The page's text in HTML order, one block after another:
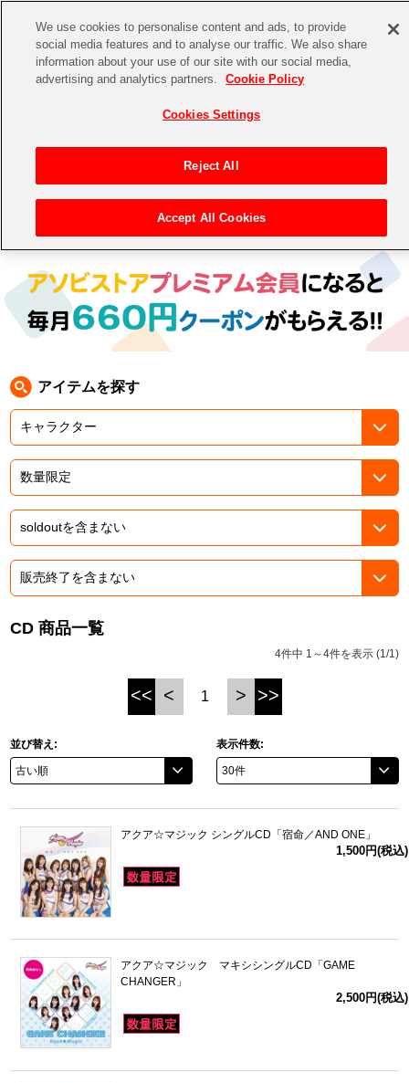
CHANNEL STORE EVENT
ゲーム 電子書籍
その他先行受付
アイドルマスターシリーズ
アイドルマスター
アイドルマスター ミリオンライブ！
アイドルマスター SideM
プロジェクトアイマス ヴイアライヴ
テイルズ オブ シリーズ
電音部
鉄拳
スサノオマジック
ドラゴンボール
ラブライブ！シリーズ
ラブライブ！
ラブライブ！サンシャイン‼
ラブライブ！虹ヶ咲学園スクールアイドル同好会
ラブライブ！スーパースター!!
イベントグッズ
トイ・ホビー
>CD> CD
アイテムを探す
CD 商品一覧
4件中 1～4件を表示 (1/1)
<< < 1 > >>
並び替え: 表示件数:
アクア☆マジック シングルCD「宿命／AND ONE」
1,500円(税込)
アクア☆マジック マキシシングルCD「GAME
CHANGER」
2,500円(税込)
We use cookies to personalise content and ads, to provide
social media features and to analyse our traffic. We also share
information about your use of our site with our social media,
advertising and analytics partners.
Cookie Policy
Cookies Settings
Reject All
Accept All Cookies